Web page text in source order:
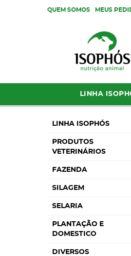
QUEM SOMOS MEUS
LINHA
LINHA ISOPHÓS
PRODUTOS
VETERINÁRIOS
FAZENDA
SILAGEM
SELARIA
PLANTAÇÃO E
DOMESTICO
DIVERSOS